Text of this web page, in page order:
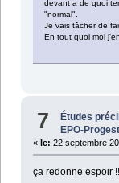
devant a de quoi
"normal".
Je vais tâcher de
En tout quoi moi
7 Études
EPO-
« le: 22 septembre
ça redonne espoir